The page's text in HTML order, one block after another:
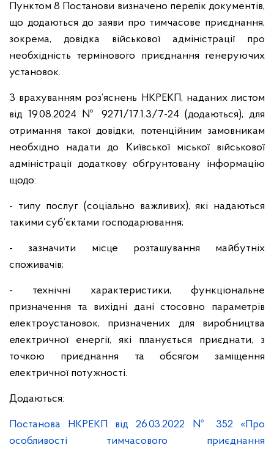
Пунктом 8 Постанови визначено перелік документів,
що додаються до заяви про тимчасове приєднання,
зокрема, довідка військової адміністрації про
необхідність термінового приєднання генеруючих
установок.
З врахуванням роз’яснень НКРЕКП, наданих листом
від 19.08.2024 № 9271/17.1.3/7-24 (додаються), для
отримання такої довідки, потенційним замовникам
необхідно надати до Київської міської військової
адміністрації додаткову обґрунтовану інформацію
щодо:
- типу послуг (соціально важливих), які надаються
такими суб’єктами господарювання;
- зазначити місце розташування майбутніх
споживачів;
- технічні характеристики, функціональне
призначення та вихідні дані стосовно параметрів
електроустановок, призначених для виробництва
електричної енергії, які планується приєднати, з
точкою приєднання та обсягом заміщення
електричної потужності.
Додаються:
Постанова НКРЕКП від 26.03.2022 № 352 «Про
особливості тимчасового приєднання